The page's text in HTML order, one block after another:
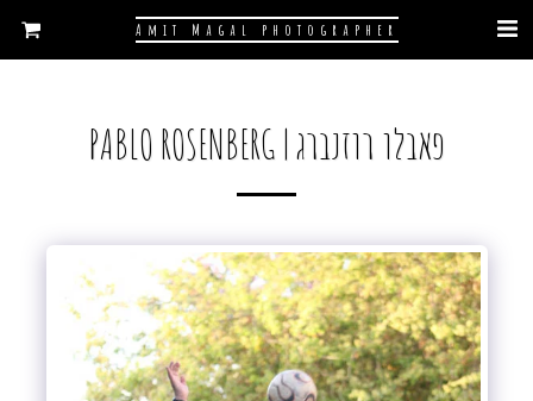
Amit Magal photographer
פאבלו רוזנברג | PABLO ROSENBERG